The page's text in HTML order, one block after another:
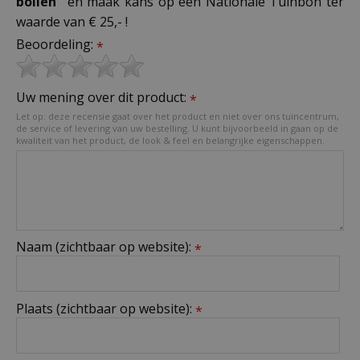
waarde van € 25,- !
Beoordeling: *
Uw mening over dit product: *
Let op: deze recensie gaat over het product en niet over ons tuincentrum,
de service of levering van uw bestelling. U kunt bijvoorbeeld in gaan op de
kwaliteit van het product, de look & feel en belangrijke eigenschappen.
Naam (zichtbaar op website): *
Plaats (zichtbaar op website): *